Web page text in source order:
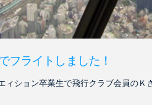
フライトしました！
ィション卒業生で飛行クラブ会員のＫ